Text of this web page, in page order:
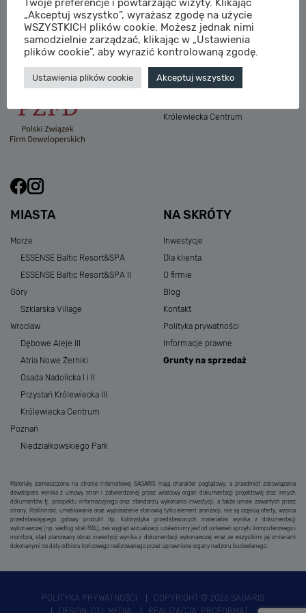
sprzedaz@sagaris.pl
Osada Nadolicka III
Dębowe Aleje III
Atria Nowe Żerniki
Szklarska Village
Osada Nadolicka I i II
Królewiecka Centrum
MIASTA
Morze
ESSENSE Baltic Resort&SPA
ESSENSE Baltic Resort&SPA II
Góry
Szklarska Village
Wrocław
Dębowe Aleje III
Atria Nowe Żerniki
Osada Nadolicka I i II
Przystań Królewiecka III
Królewiecka Centrum
Poznań
Niedziałkowskiego Park
NA SKRÓTY
Inwestycje
Dla klienta
O firmie
Blog
Kontakt
Polityka prywatności
Informacje prawne
Grunty na sprzedaż
Materiały zamieszczone na stronie internetowej SAGARIS mają charakter poglądowy, a przedmiot zobowiązania
dewelopera wynika z umowy stron i zatwierdzonej przez właściwy organ dokumentacji projektowej oraz innych
dokumentów tj. prospektu informacyjnego oraz standardu wykonania inwestycji, a także umów zawartych przez
strony. Roślinność, umeblowanie oraz wyposażenie stanowią tylko element aranżacji, nie są częścią oferty, wzorca
przedstawiającego gotowy produkt itp. Kolorystyka przedstawionych materiałów wynika z dokumentacji
wykonawczej (np. według skali RAL), zaś wygląd wizualizacji uzależniony jest od ustawień sprzętu komputerowego i
monitora, stąd planowany obraz inwestycji wynika z dokumentacji wykonawczej wraz ze wszystkimi jej zmianami
dokonanymi do daty odbioru końcowego realizowanego przez uprawnione organy nadzoru budowlanego.
POLITYKA PRYWATNOŚCI
COPYRIGHT © 2026 SAGARIS
DESIGN: CTL MEDIA REALIZACJA: PROFORMAT
Twoje preferencje i powtarzając wizyty. Klikając
„Akceptuj wszystko”, wyrażasz zgodę na użycie
WSZYSTKICH plików cookie. Możesz jednak nimi
samodzielnie zarządzać, klikając w „Ustawienia
plików cookie”, aby wyrazić kontrolowaną zgodę.
Ustawienia plików cookie Akceptuj wszystko